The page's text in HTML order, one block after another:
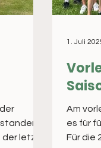
Am
es für fünf
Für die
1. Juli